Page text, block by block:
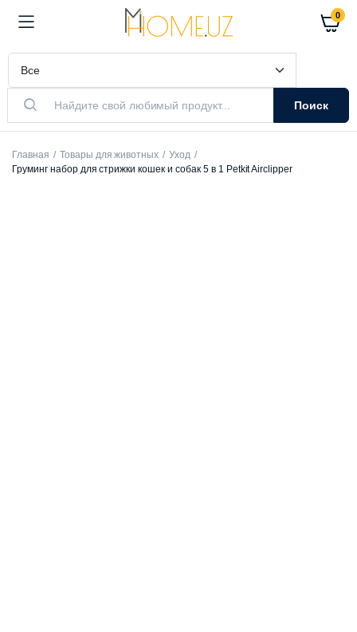
0
Поиск
Главная Товары для животных
Уход
Груминг набор для стрижки кошек и собак 5 в 1 Petkit Airclipper